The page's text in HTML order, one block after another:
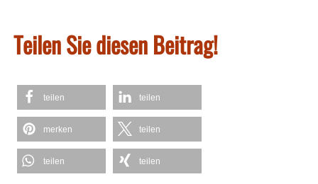
Teilen Sie diesen Beitrag!
teilen teilen
merken teilen
teilen teilen